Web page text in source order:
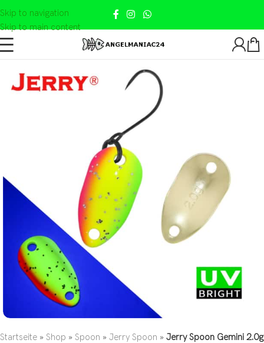
Skip to navigation
Skip to main content
Startseite » Shop » Spoon » Jerry Spoon » Jerry Spoon Gemini 2.0g